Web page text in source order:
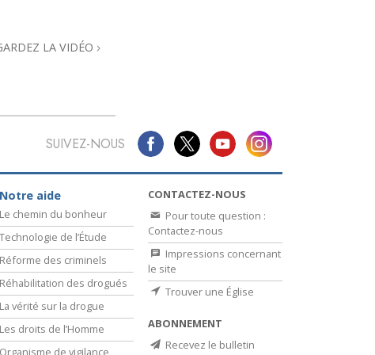
L’éthique et les conditions
Les investigations
Les fondements de l’organisation
Les fondements des relations publiques
Cibles et buts
La technologie de l’étude
LA VIDÉO
SUIVEZ-NOUS
Notre aide
Le chemin du bonheur
Technologie de l’Étude
Réforme des criminels
Réhabilitation des drogués
La vérité sur la drogue
Les droits de l’Homme
Organisme de vigilance
CONTACTEZ-NOUS
Pour toute question :
Contactez-nous
Impressions concernant
le site
Trouver une Église
ABONNEMENT
Recevez le bulletin